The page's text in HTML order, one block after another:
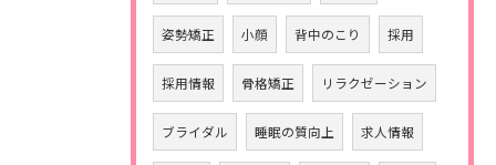
姿勢矯正 小顔 背中のこり 採用
採用情報 骨格矯正 リラクゼーション
ブライダル 睡眠の質向上 求人情報